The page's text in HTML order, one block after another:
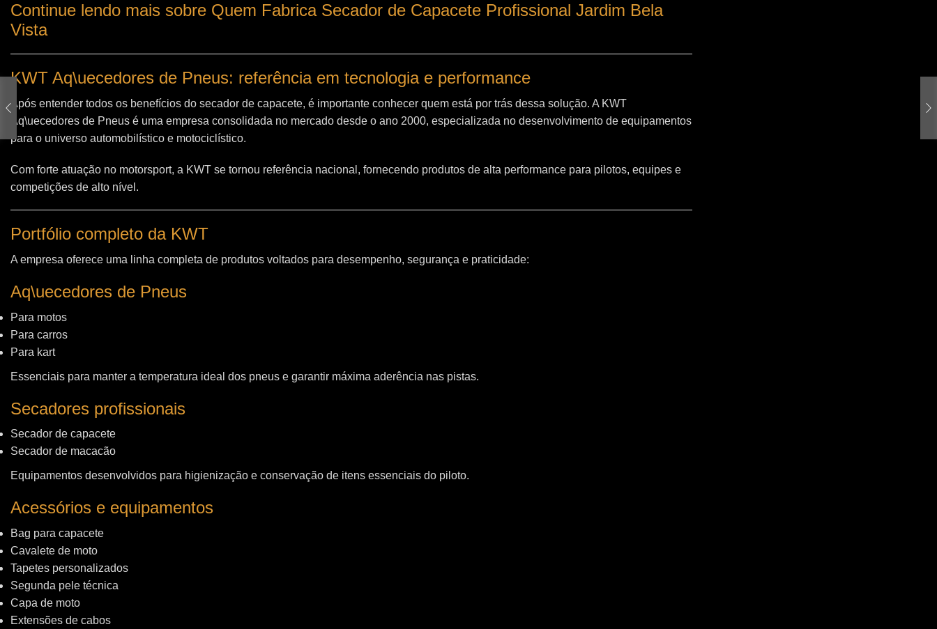
Continue lendo mais sobre Quem Fabrica Secador de Capacete Profissional Jardim Bela
Vista
KWT Aq\uecedores de Pneus: referência em tecnologia e performance
Após entender todos os benefícios do secador de capacete, é importante conhecer quem está por trás dessa solução. A KWT
Aq\uecedores de Pneus é uma empresa consolidada no mercado desde o ano 2000, especializada no desenvolvimento de equipamentos
para o universo automobilístico e motociclístico.
Com forte atuação no motorsport, a KWT se tornou referência nacional, fornecendo produtos de alta performance para pilotos, equipes e
competições de alto nível.
Portfólio completo da KWT
A empresa oferece uma linha completa de produtos voltados para desempenho, segurança e praticidade:
Aq\uecedores de Pneus
Para motos
Para carros
Para kart
Essenciais para manter a temperatura ideal dos pneus e garantir máxima aderência nas pistas.
Secadores profissionais
Secador de capacete
Secador de macacão
Equipamentos desenvolvidos para higienização e conservação de itens essenciais do piloto.
Acessórios e equipamentos
Bag para capacete
Cavalete de moto
Tapetes personalizados
Segunda pele técnica
Capa de moto
Extensões de cabos